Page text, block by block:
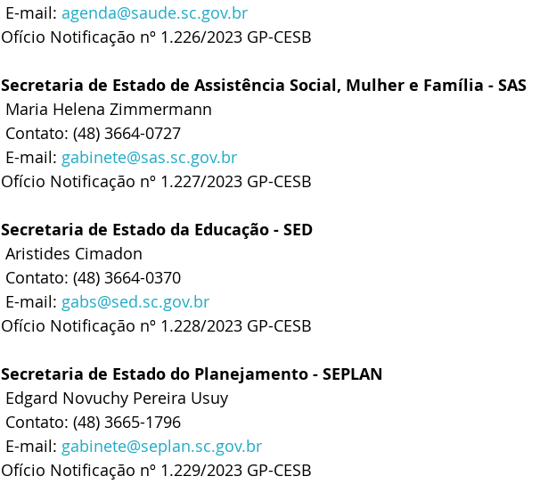
E-mail: agenda@saude.sc.gov.br
Ofício Notificação nº 1.226/2023 GP-CESB
Secretaria de Estado de Assistência Social, Mulher e Família - SAS
Maria Helena Zimmermann
Contato: (48) 3664-0727
E-mail: gabinete@sas.sc.gov.br
Ofício Notificação nº 1.227/2023 GP-CESB
Secretaria de Estado da Educação - SED
Aristides Cimadon
Contato: (48) 3664-0370
E-mail: gabs@sed.sc.gov.br
Ofício Notificação nº 1.228/2023 GP-CESB
Secretaria de Estado do Planejamento - SEPLAN
Edgard Novuchy Pereira Usuy
Contato: (48) 3665-1796
E-mail: gabinete@seplan.sc.gov.br
Ofício Notificação nº 1.229/2023 GP-CESB